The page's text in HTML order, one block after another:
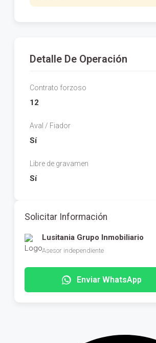
Detalle De Operación
Contrato forzoso
12
Aval / Fiador
Sí
Libre de gravamen
Sí
Solicitar Información
Lusitania Grupo Inmobiliario
Asesor independiente
Enviar WhatsApp